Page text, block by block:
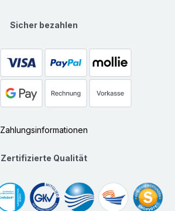
Sicher bezahlen
Zahlungsinformationen
Zertifizierte Qualität